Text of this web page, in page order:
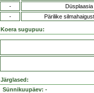
-
Düsplaasia
-
Pärilike
Koera sugupuu:
Järglased:
Sünnikuupäev: -